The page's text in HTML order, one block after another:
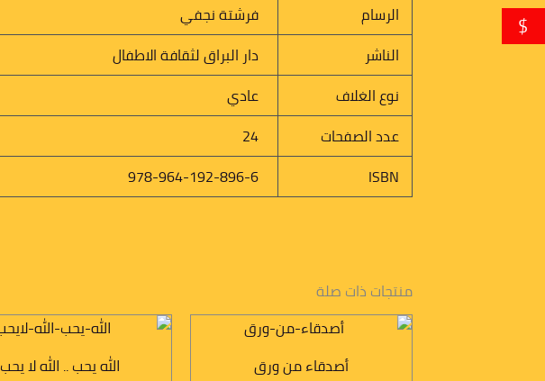
الرسام
فرشتة نجفي
الناشر
دار البراق لثقافة الاطفال
نوع الغلاف
عادي
عدد الصفحات
24
ISBN
978-964-192-896-6
منتجات ذات صلة
أصدقاء من ورق الله يحب .. الله لا يحب
$